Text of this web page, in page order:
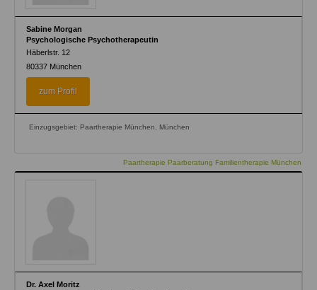
Sabine Morgan
Psychologische Psychotherapeutin
Häberlstr. 12
80337 München
zum Profil
Einzugsgebiet: Paartherapie München, München
Paartherapie Paarberatung Familientherapie München
Dr. Axel Moritz